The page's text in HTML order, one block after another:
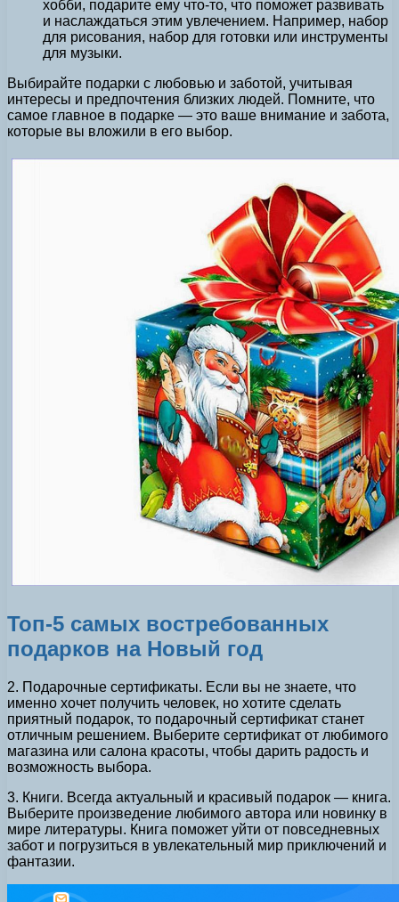
хобби, подарите ему что-то, что поможет развивать
и наслаждаться этим увлечением. Например, набор
для рисования, набор для готовки или инструменты
для музыки.
Выбирайте подарки с любовью и заботой, учитывая
интересы и предпочтения близких людей. Помните, что
самое главное в подарке — это ваше внимание и забота,
которые вы вложили в его выбор.
Топ-5 самых востребованных
подарков на Новый год
2. Подарочные сертификаты. Если вы не знаете, что
именно хочет получить человек, но хотите сделать
приятный подарок, то подарочный сертификат станет
отличным решением. Выберите сертификат от любимого
магазина или салона красоты, чтобы дарить радость и
возможность выбора.
3. Книги. Всегда актуальный и красивый подарок — книга.
Выберите произведение любимого автора или новинку в
мире литературы. Книга поможет уйти от повседневных
забот и погрузиться в увлекательный мир приключений и
фантазии.